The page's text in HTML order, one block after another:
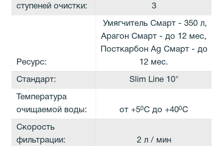
ступеней очистки:
3
Ресурс:
Умягчитель Смарт - 350 л,
Арагон Смарт - до 12 мес,
Посткарбон Аg Смарт - до
12 мес.
Стандарт: Slim Line 10"
Температура
очищаемой воды:
от +50С до +400С
Скорость
фильтрации:
2 л / мин